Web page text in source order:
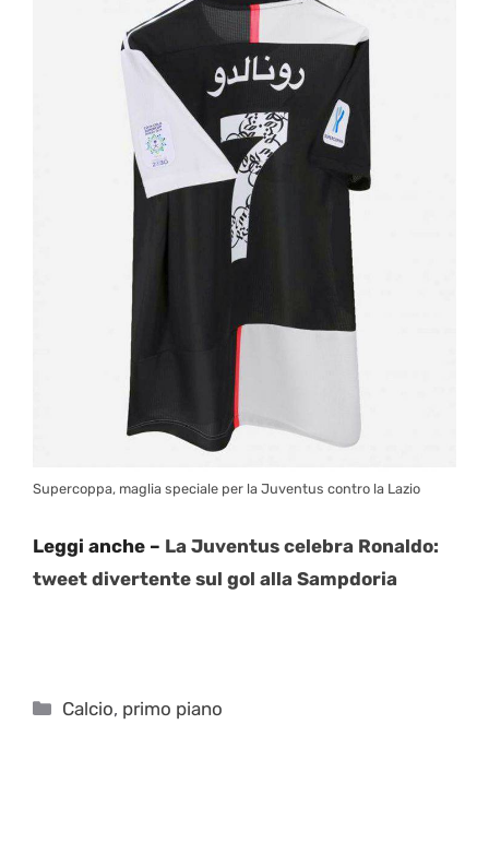
Supercoppa, maglia speciale per la Juventus contro la Lazio
Leggi anche – La Juventus celebra Ronaldo:
tweet divertente sul gol alla Sampdoria
Categorie
Calcio, primo piano